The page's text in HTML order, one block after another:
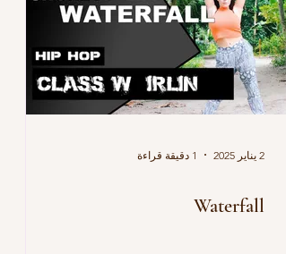
2 يناير 2025 1 دقيقة قراءة
Waterfall